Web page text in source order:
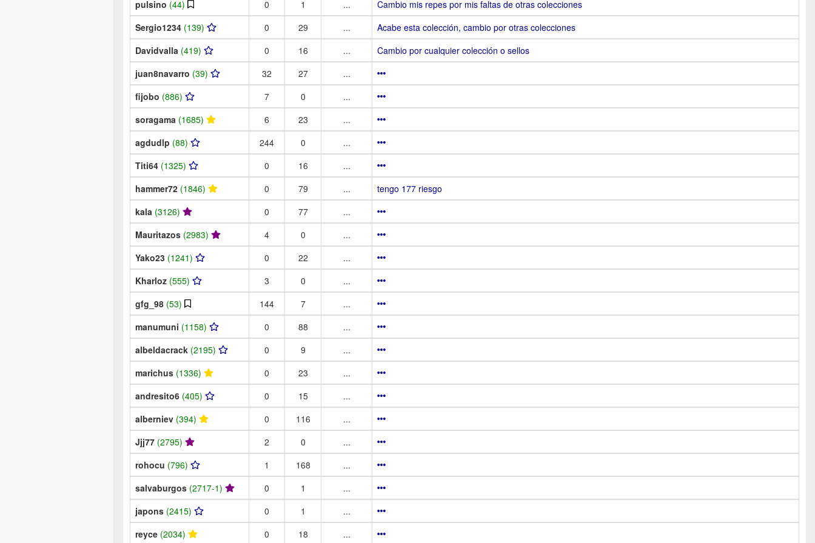
pulsino (44) 0 1 ...
Cambio mis repes por mis faltas de otras colecciones
Sergio1234 (139) 0 29 ...
Acabe esta colección, cambio por otras colecciones
Davidvalla (419) 0 16 ...
Cambio por cualquier colección o sellos
juan8navarro (39) 32 27
...
fijobo (886) 7 0
...
soragama (1685) 6 23
...
agdudlp (88) 244 0
...
Titi64 (1325) 0 16
...
hammer72 (1846) 0 79 ...
tengo 177 riesgo
kala (3126) 0 77
...
Mauritazos (2983) 4 0
...
Yako23 (1241) 0 22
...
Kharloz (555) 3 0
...
gfg_98 (53) 144 7
...
manumuni (1158) 0 88
...
albeldacrack (2195) 0 9
...
marichus (1336) 0 23
...
andresito6 (405) 0 15
...
alberniev (394) 0 116
...
Jjj77 (2795) 2 0
...
rohocu (796) 1 168
...
salvaburgos (2717-1) 0 1
...
japons (2415) 0 1
...
reyce (2034) 0 18 ...